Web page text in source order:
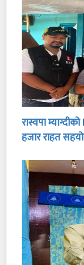
रास्वपा
हजार राहत